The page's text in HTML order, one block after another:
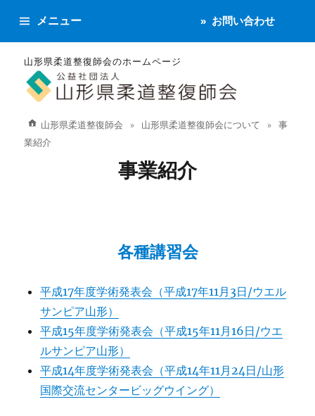
山形県柔道整復師会のホームページ
メニュー お問い合わせ
山形県柔道整復師会 山形県柔道整復師会について
事
業紹介
事業紹介
各種講習会
平成17年度学術発表会（平成17年11月3日/ウエル
サンピア山形）
平成15年度学術発表会（平成15年11月16日/ウエ
ルサンピア山形）
平成14年度学術発表会（平成14年11月24日/山形
国際交流センタービッグウイング）